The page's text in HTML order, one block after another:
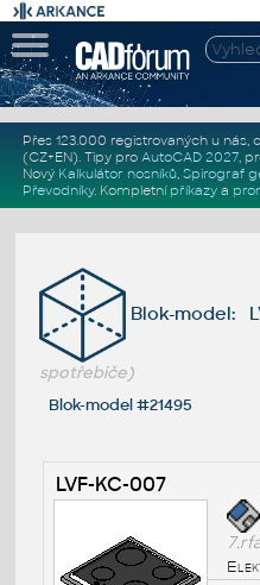
Přes 123.000 registrovaných u nás,
(CZ+EN). Tipy pro AutoCAD 2027,
Nový Kalkulátor nosníků, Spirograf
Převodníky. Kompletní příkazya
Blok-model:
spotřebiče)
Blok-model #21495
LVF-KC-007